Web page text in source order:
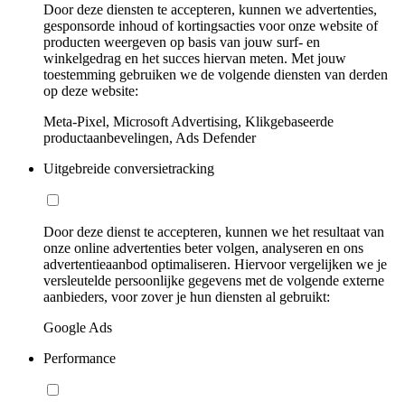
Door deze diensten te accepteren, kunnen we advertenties,
gesponsorde inhoud of kortingsacties voor onze website of
producten weergeven op basis van jouw surf- en
winkelgedrag en het succes hiervan meten. Met jouw
toestemming gebruiken we de volgende diensten van derden
op deze website:
Meta-Pixel, Microsoft Advertising, Klikgebaseerde
productaanbevelingen, Ads Defender
Uitgebreide conversietracking
Door deze dienst te accepteren, kunnen we het resultaat van
onze online advertenties beter volgen, analyseren en ons
advertentieaanbod optimaliseren. Hiervoor vergelijken we je
versleutelde persoonlijke gegevens met de volgende externe
aanbieders, voor zover je hun diensten al gebruikt:
Google Ads
Performance